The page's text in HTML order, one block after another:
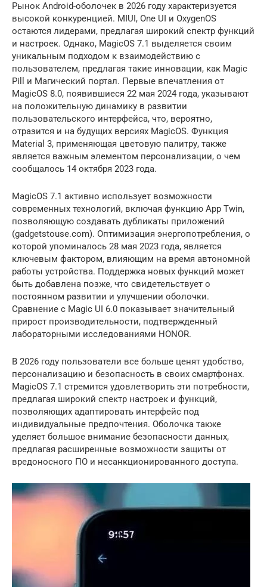
Рынок Android-оболочек в 2026 году характеризуется
высокой конкуренцией. MIUI, One UI и OxygenOS
остаются лидерами, предлагая широкий спектр функций
и настроек. Однако, MagicOS 7.1 выделяется своим
уникальным подходом к взаимодействию с
пользователем, предлагая такие инновации, как Magic
Pill и Магический портал. Первые впечатления от
MagicOS 8.0, появившиеся 22 мая 2024 года, указывают
на положительную динамику в развитии
пользовательского интерфейса, что, вероятно,
отразится и на будущих версиях MagicOS. Функция
Material 3, применяющая цветовую палитру, также
является важным элементом персонализации, о чем
сообщалось 14 октября 2023 года.
MagicOS 7.1 активно использует возможности
современных технологий, включая функцию App Twin,
позволяющую создавать дубликаты приложений
(gadgetstouse.com). Оптимизация энергопотребления, о
которой упоминалось 28 мая 2023 года, является
ключевым фактором, влияющим на время автономной
работы устройства. Поддержка новых функций может
быть добавлена позже, что свидетельствует о
постоянном развитии и улучшении оболочки.
Сравнение с Magic UI 6.0 показывает значительный
прирост производительности, подтвержденный
лабораторными исследованиями HONOR.
В 2026 году пользователи все больше ценят удобство,
персонализацию и безопасность в своих смартфонах.
MagicOS 7.1 стремится удовлетворить эти потребности,
предлагая широкий спектр настроек и функций,
позволяющих адаптировать интерфейс под
индивидуальные предпочтения. Оболочка также
уделяет большое внимание безопасности данных,
предлагая расширенные возможности защиты от
вредоносного ПО и несанкционированного доступа.